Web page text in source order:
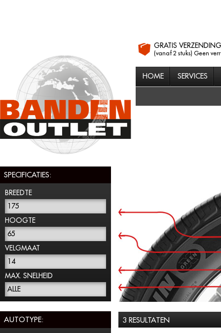
GRATIS VERZENDING
(vanaf 2 stuks) Geen
HOME SERVICES
SPECIFICATIES:
BREEDTE
175
HOOGTE
65
VELGMAAT
14
MAX. SNELHEID
ALLE
AUTOTYPE: 3 RESULTATEN